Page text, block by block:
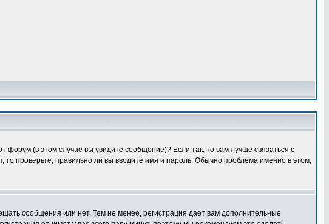
(в этом случае вы увидите сообщение)? Если так, то вам лучше связаться с
проверьте, правильно ли вы вводите имя и пароль. Обычно проблема именно в этом,
сообщения или нет. Тем не менее, регистрация дает вам дополнительные